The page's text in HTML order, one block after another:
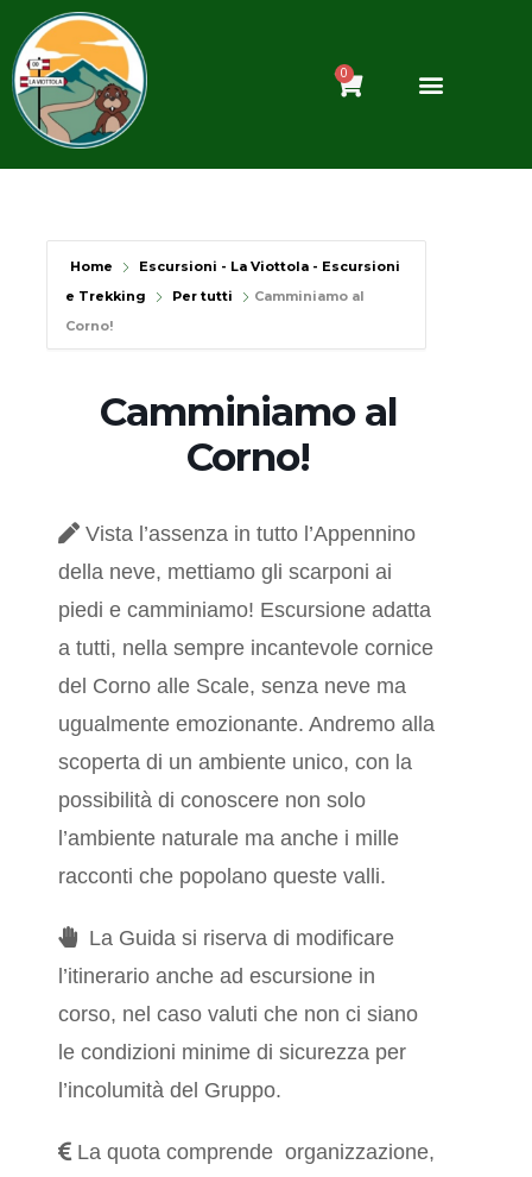
contenuto
0
Carrello
Home
Escursioni - La Viottola - Escursioni
e Trekking
Per tutti
Camminiamo al
Corno!
Camminiamo al
Corno!
Vista l’assenza in tutto l’Appennino
della neve, mettiamo gli scarponi ai
piedi e camminiamo! Escursione adatta
a tutti, nella sempre incantevole cornice
del Corno alle Scale, senza neve ma
ugualmente emozionante. Andremo alla
scoperta di un ambiente unico, con la
possibilità di conoscere non solo
l’ambiente naturale ma anche i mille
racconti che popolano queste valli.
La Guida si riserva di modificare
l’itinerario anche ad escursione in
corso, nel caso valuti che non ci siano
le condizioni minime di sicurezza per
l’incolumità del Gruppo.
La quota comprende organizzazione,